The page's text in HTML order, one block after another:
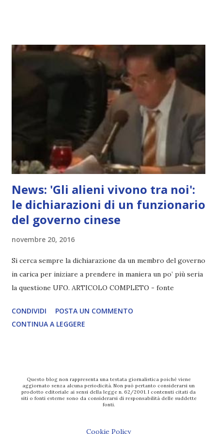
News: 'Gli alieni vivono tra noi':
le dichiarazioni di un funzionario
del governo cinese
novembre 20, 2016
Si cerca sempre la dichiarazione da un membro del governo
in carica per iniziare a prendere in maniera un po’ più seria
la questione UFO. ARTICOLO COMPLETO - fonte
CONDIVIDI
POSTA UN COMMENTO
CONTINUA A LEGGERE
Questo blog non rappresenta una testata giornalistica poiché viene
aggiornato senza alcuna periodicità. Non può pertanto considerarsi un
prodotto editoriale ai sensi della legge n. 62/2001. I contenuti citati da
siti o fonti esterne sono da considerarsi di responsabilità delle suddette
fonti.
Cookie Policy